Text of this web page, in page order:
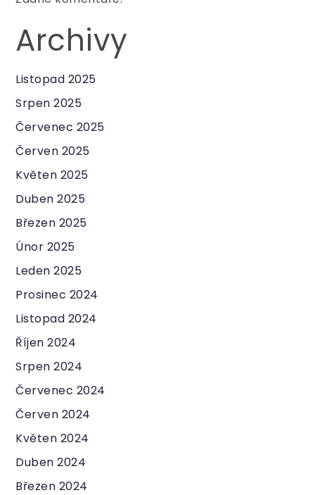
Archivy
Listopad 2025
Srpen 2025
Červenec 2025
Červen 2025
Květen 2025
Duben 2025
Březen 2025
Únor 2025
Leden 2025
Prosinec 2024
Listopad 2024
Říjen 2024
Srpen 2024
Červenec 2024
Červen 2024
Květen 2024
Duben 2024
Březen 2024